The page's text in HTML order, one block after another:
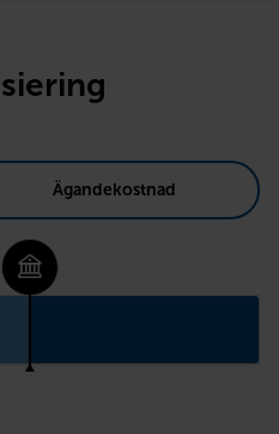
Ägandekostnad